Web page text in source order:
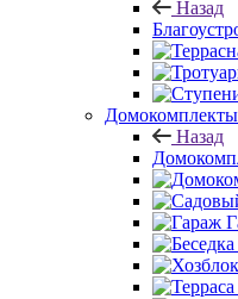
Назад
Назад